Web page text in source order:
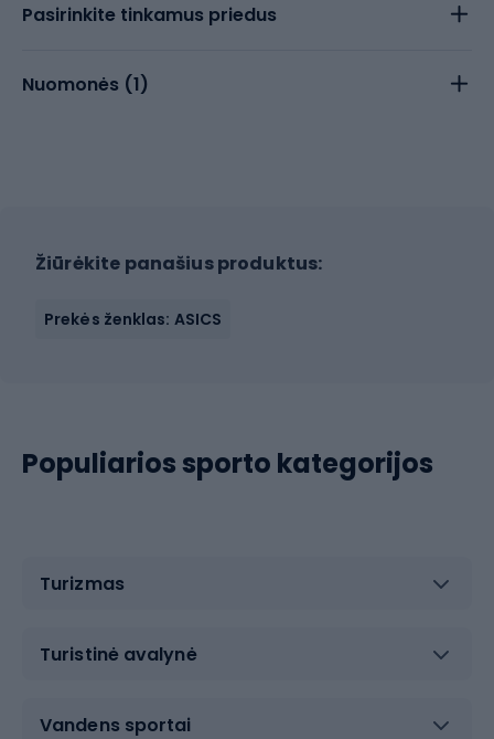
Pasirinkite tinkamus priedus
Nuomonės (1)
Žiūrėkite panašius produktus:
Prekės ženklas: ASICS
Populiarios sporto kategorijos
Turizmas
Turistinė avalynė
Vandens sportai